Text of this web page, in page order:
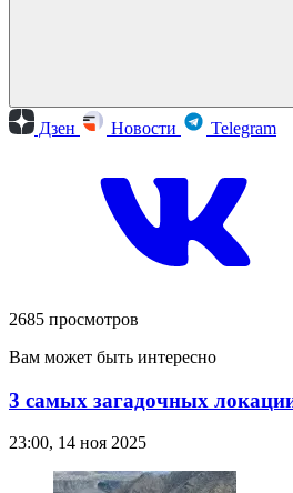
Дзен Новости Telegram
2685 просмотров
Вам может быть интересно
3 самых загадочных
23:00, 14 ноя 2025